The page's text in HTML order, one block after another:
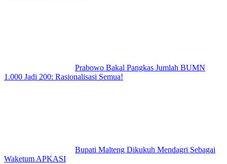
Prabowo Bakal Pangkas Jumlah BUMN
1.000 Jadi 200: Rasionalisasi Semua!
Bupati Malteng Dikukuh Mendagri Sebagai
Waketum APKASI